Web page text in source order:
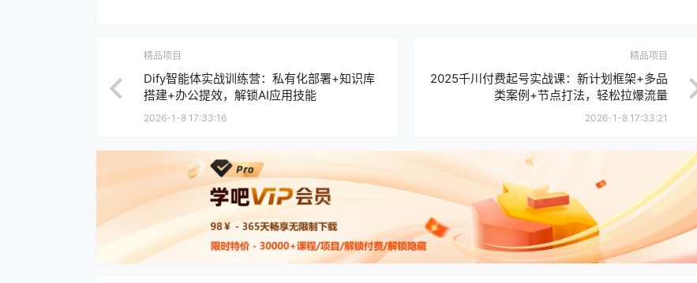
精品项目
Dify智能体实战训练营：私有化部署+知识库
搭建+办公提效，解锁AI应用技能
2026-1-8 17:33:16
精品项目
2025千川付费起号实战课：新计划框架+多品
类案例+节点打法，轻松拉爆流量
2026-1-8 17:33:21